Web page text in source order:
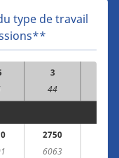
type de travail
3
44
2750
6063